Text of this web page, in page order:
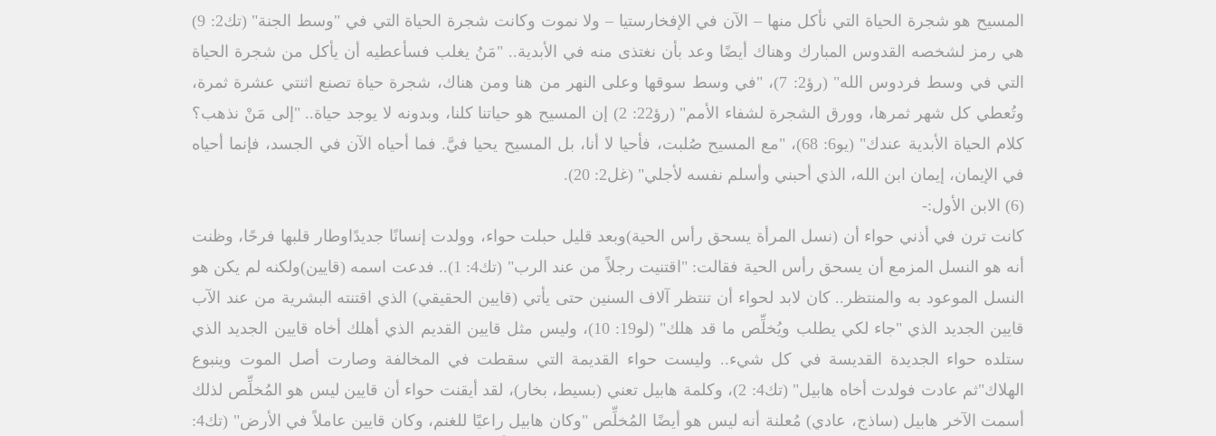
المسيح هو شجرة الحياة التي نأكل منها – الآن في الإفخارستيا – ولا نموت وكانت شجرة الحياة التي في "وسط الجنة" (تك2: 9)
هي رمز لشخصه القدوس المبارك وهناك أيضًا وعد بأن نغتذى منه في الأبدية.. "مَنُ يغلب فسأعطيه أن يأكل من شجرة الحياة
التي في وسط فردوس الله" (رؤ2: 7)، "في وسط سوقها وعلى النهر من هنا ومن هناك، شجرة حياة تصنع اثنتي عشرة ثمرة،
وتُعطي كل شهر ثمرها، وورق الشجرة لشفاء الأمم" (رؤ22: 2) إن المسيح هو حياتنا كلنا، وبدونه لا يوجد حياة.. "إلى مَنْ نذهب؟
كلام الحياة الأبدية عندك" (يو6: 68)، "مع المسيح صُلبت، فأحيا لا أنا، بل المسيح يحيا فيَّ. فما أحياه الآن في الجسد، فإنما أحياه
في الإيمان، إيمان ابن الله، الذي أحبني وأسلم نفسه لأجلي" (غل2: 20).
(6) الابن الأول:-
كانت ترن في أذني حواء أن (نسل المرأة يسحق رأس الحية)وبعد قليل حبلت حواء، وولدت إنسانًا جديدًاوطار قلبها فرحًا، وظنت
أنه هو النسل المزمع أن يسحق رأس الحية فقالت: "اقتنيت رجلاً من عند الرب" (تك4: 1).. فدعت اسمه (قايين)ولكنه لم يكن هو
النسل الموعود به والمنتظر.. كان لابد لحواء أن تنتظر آلاف السنين حتى يأتي (قايين الحقيقي) الذي اقتنته البشرية من عند الآب
قايين الجديد الذي "جاء لكي يطلب ويُخلِّص ما قد هلك" (لو19: 10)، وليس مثل قايين القديم الذي أهلك أخاه قايين الجديد الذي
ستلده حواء الجديدة القديسة في كل شيء.. وليست حواء القديمة التي سقطت في المخالفة وصارت أصل الموت وينبوع
الهلاك"ثم عادت فولدت أخاه هابيل" (تك4: 2)، وكلمة هابيل تعني (بسيط، بخار)، لقد أيقنت حواء أن قايين ليس هو المُخلِّص لذلك
أسمت الآخر هابيل (ساذج، عادي) مُعلنة أنه ليس هو أيضًا المُخلِّص "وكان هابيل راعيًا للغنم، وكان قايين عاملاً في الأرض" (تك4: